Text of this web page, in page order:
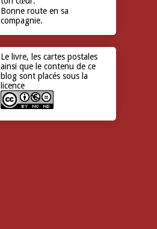
Bonne route en sa
compagnie.
Le livre, les cartes postales
ainsi que le contenu de ce
blog sont placés sous la
licence